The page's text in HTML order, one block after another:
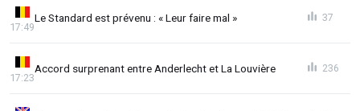
Le Standard est prévenu : « Leur faire mal »
17:49
37
Accord surprenant entre Anderlecht et La Louvière
17:23
236